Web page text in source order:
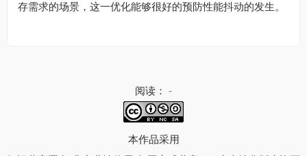
存需求的场景，这一优化能够很好的预防性能抖动的发生。
阅读： -
本作品采用